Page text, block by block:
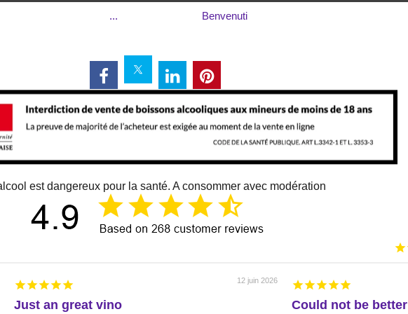
Benvenuti
est dangereux pour la santé. A consommer avec modération
12 juin 2026
Just an great vino Could not be better